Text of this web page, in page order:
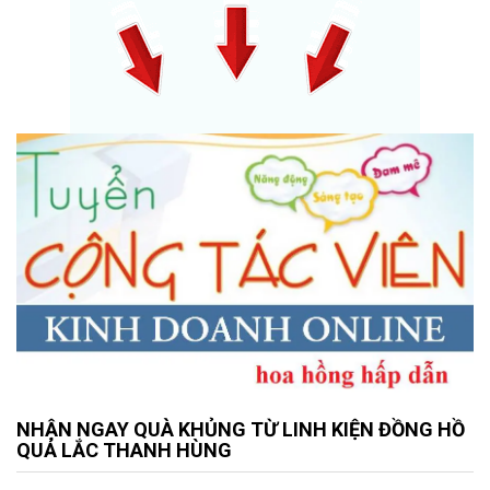
NHẬN NGAY QUÀ KHỦNG TỪ LINH KIỆN ĐỒNG HỒ
QUẢ LẮC THANH HÙNG